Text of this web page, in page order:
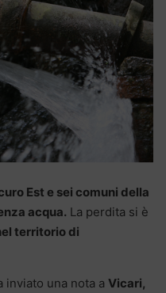
Est e sei comuni della
acqua. La perdita si è
territorio di
inviato una nota a Vicari,